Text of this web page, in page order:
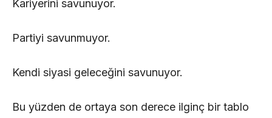
Kariyerini savunuyor.
Partiyi savunmuyor.
Kendi siyasi geleceğini savunuyor.
Bu yüzden de ortaya son derece ilginç bir tablo